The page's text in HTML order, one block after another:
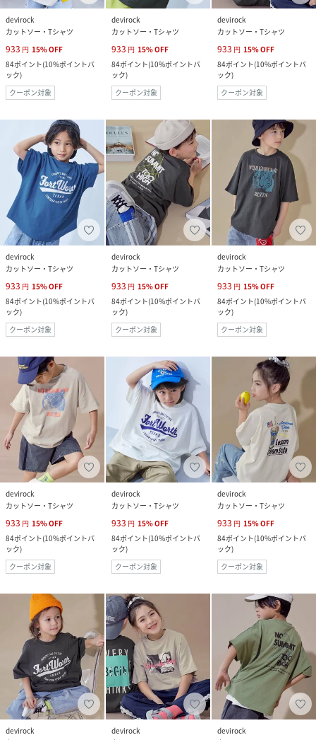
devirock
カットソー・Tシャツ
933 円 15%OFF
84ポイント(10%ポイントバ
ック)
クーポン対象
devirock
カットソー・Tシャツ
933 円 15%OFF
84ポイント(10%ポイントバ
ック)
クーポン対象
devirock
カットソー・Tシャツ
933 円 15%OFF
84ポイント(10%ポイントバ
ック)
クーポン対象
devirock
カットソー・Tシャツ
933 円 15%OFF
84ポイント(10%ポイントバ
ック)
クーポン対象
devirock
カットソー・Tシャツ
933 円 15%OFF
84ポイント(10%ポイントバ
ック)
クーポン対象
devirock
カットソー・Tシャツ
933 円 15%OFF
84ポイント(10%ポイントバ
ック)
クーポン対象
devirock
カットソー・Tシャツ
933 円 15%OFF
84ポイント(10%ポイントバ
ック)
クーポン対象
devirock
カットソー・Tシャツ
933 円 15%OFF
84ポイント(10%ポイントバ
ック)
クーポン対象
devirock
カットソー・Tシャツ
933 円 15%OFF
84ポイント(10%ポイントバ
ック)
クーポン対象
devirock
devirock
devirock